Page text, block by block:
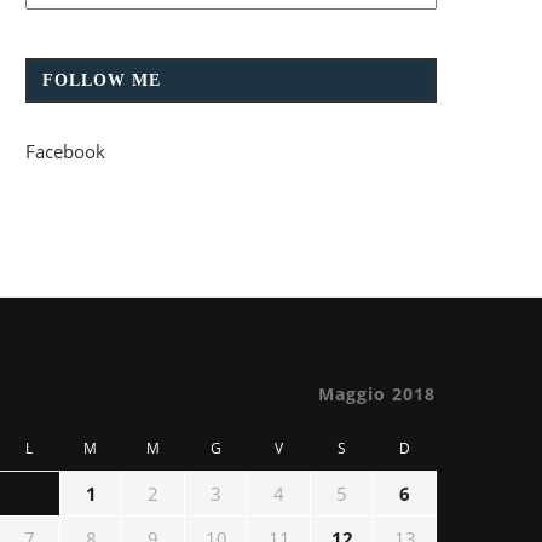
FOLLOW ME
Facebook
Maggio 2018
L M M G V S D
1 2 3 4 5
6